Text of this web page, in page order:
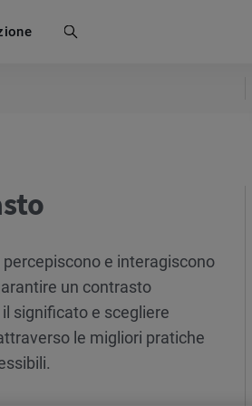
e interagiscono
un contrasto
significato e scegliere
le migliori pratiche